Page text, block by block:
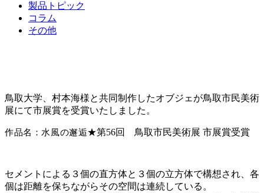
製品トピック
コラム
その他
鳥取大学、村本海様と共同制作したオブジェが鳥取市民美術
展にて市展賞を受賞いたしました。
作品名：水風の邂逅★第56回 鳥取市民美術展 市展賞受賞
セメントによる３個の直方体と３個の立方体で構想され、各
個は距離を保ちながらその空間は連続している。